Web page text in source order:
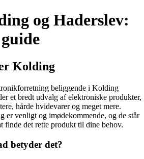
og Haderslev:
Kolding
beliggende i Kolding
et bredt udvalg af elektroniske produkter,
hårde hvidevarer og meget mere.
er venligt og imødekommende, og de står
finde det rette produkt til dine behov.
betyder det?